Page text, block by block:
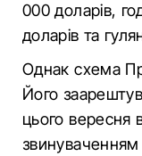
000 доларів,
доларів та
Однак схема
Його
цього вересня
звинуваченням